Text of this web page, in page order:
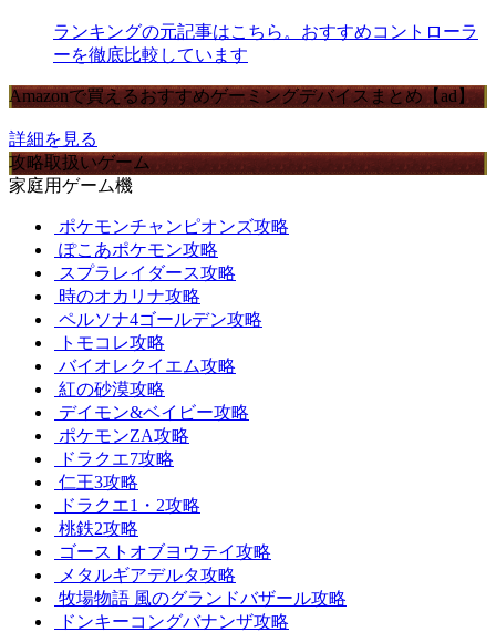
ランキングの元記事はこちら。おすすめコントローラ
ーを徹底比較しています
Amazonで買えるおすすめゲーミングデバイスまとめ【ad】
詳細を見る
攻略取扱いゲーム
家庭用ゲーム機
ポケモンチャンピオンズ攻略
ぽこあポケモン攻略
スプラレイダース攻略
時のオカリナ攻略
ペルソナ4ゴールデン攻略
トモコレ攻略
バイオレクイエム攻略
紅の砂漠攻略
デイモン&ベイビー攻略
ポケモンZA攻略
ドラクエ7攻略
仁王3攻略
ドラクエ1・2攻略
桃鉄2攻略
ゴーストオブヨウテイ攻略
メタルギアデルタ攻略
牧場物語 風のグランドバザール攻略
ドンキーコングバナンザ攻略